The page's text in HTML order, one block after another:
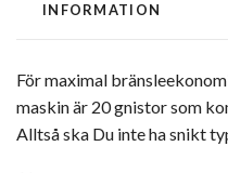
INFORMATION
För maximal
maskin är 20 gnistor som
Alltså ska Du inte ha snikt